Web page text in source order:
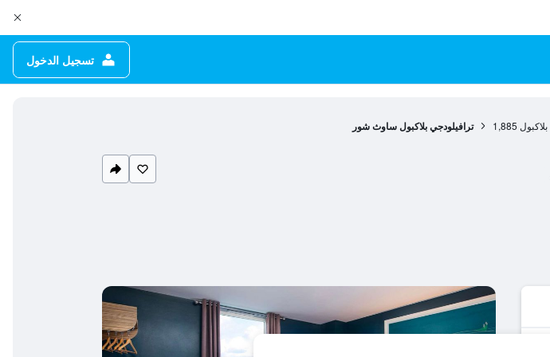
تسجيل الدخول
بلاكبول 1,885 ترافيلودجي بلاكبول ساوث شور